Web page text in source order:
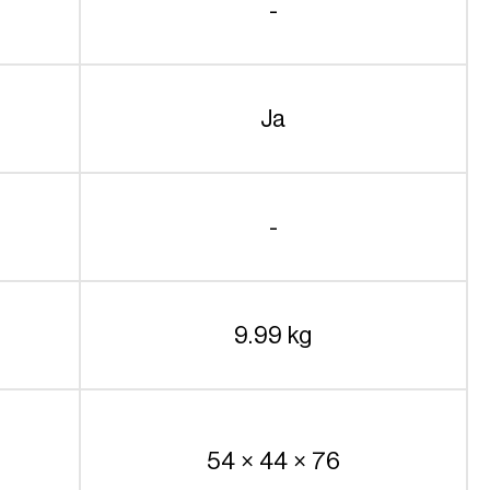
-
Ja
-
9.99 kg
54 × 44 × 76